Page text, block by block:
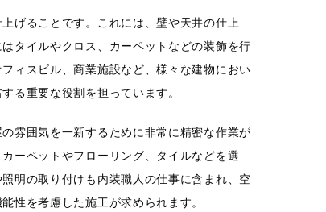
げることです。これには、壁や天井の仕上
タイルやクロス、カーペットなどの装飾を行
ィスビル、商業施設など、様々な建物におい
る重要な役割を担っています。
雰囲気を一新するために非常に精密な作業が
ーペットやフローリング、タイルなどを選
明の取り付けも内装職人の仕事に含まれ、空
性を考慮した施工が求められます。